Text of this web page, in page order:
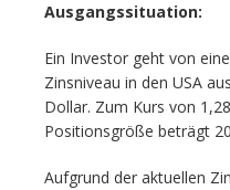
Ausgangssituation:
Ein Investor geht von
Zinsniveau in den USA
Dollar. Zum Kurs von
Positionsgröße beträgt
Aufgrund der aktuellen